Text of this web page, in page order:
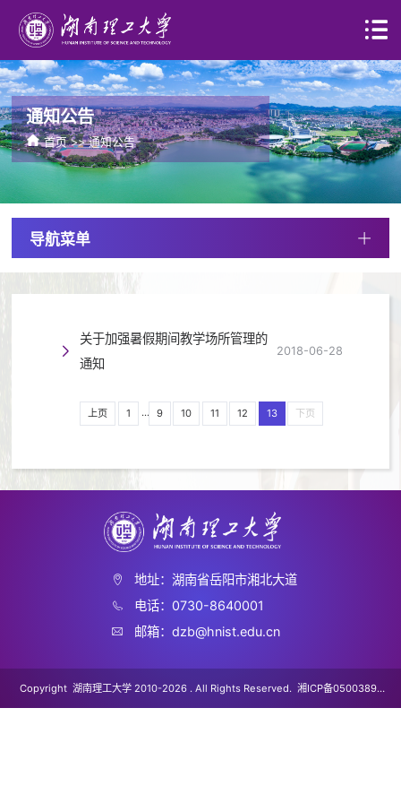
通知公告
首页>>通知公告
导航菜单
关于加强暑假期间教学场所管理的
通知
2018-06-28
上页 1 ... 9 10 11 12 13 下页
地址：湖南省岳阳市湘北大道
电话：0730-8640001
邮箱：dzb@hnist.edu.cn
Copyright 湖南理工大学 2010-2026 . All Rights Reserved. 湘ICP备05003891